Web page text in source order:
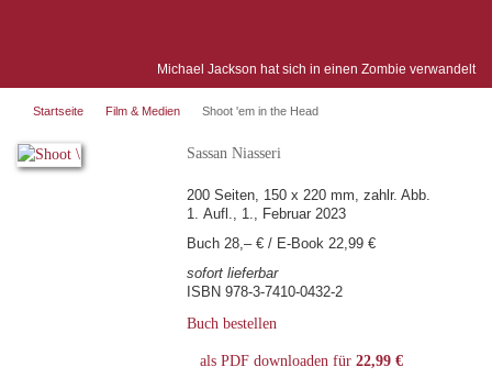
Michael Jackson hat sich in einen Zombie verwandelt
Startseite Film & Medien Shoot 'em in the Head
Sassan Niasseri
200 Seiten, 150 x 220 mm, zahlr. Abb.
1. Aufl., 1., Februar 2023
Buch 28,– € / E-Book 22,99 €
sofort lieferbar
ISBN 978-3-7410-0432-2
Buch bestellen
als PDF downloaden für 22,99 €